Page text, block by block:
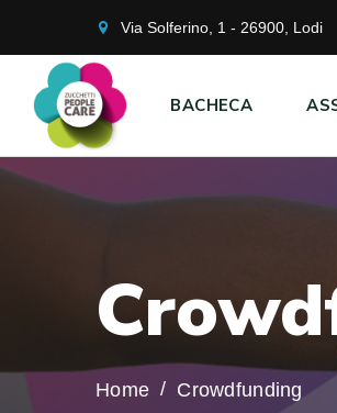
Via Solferino, 1 - 26900, Lodi
BACHECA
Crowd
Home Crowdfunding